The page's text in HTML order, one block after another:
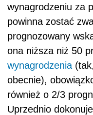
wynagrodzeniu za
powinna zostać
prognozowany
ona niższa niż 50
wynagrodzenia
obecnie),
również o 2/3
Uprzednio